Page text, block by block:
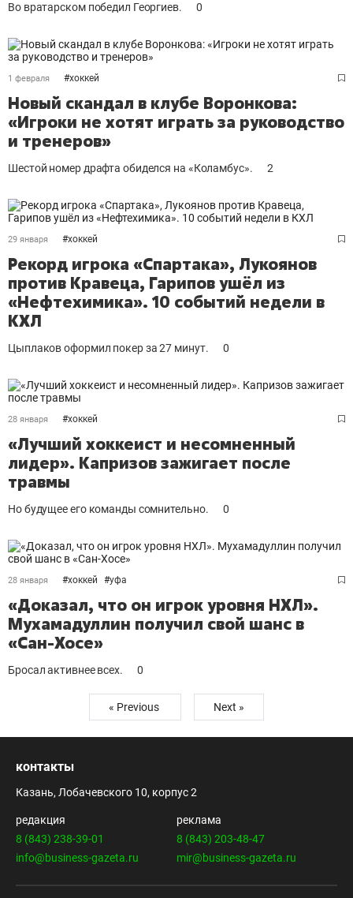
Во вратарском победил Георгиев. 0
1 февраля #хоккей
Новый скандал в клубе Воронкова:
«Игроки не хотят играть за руководство
и тренеров»
Шестой номер драфта обиделся на «Коламбус». 2
29 января #хоккей
Рекорд игрока «Спартака», Лукоянов
против Кравеца, Гарипов ушёл из
«Нефтехимика». 10 событий недели в
КХЛ
Цыплаков оформил покер за 27 минут. 0
28 января #хоккей
«Лучший хоккеист и несомненный
лидер». Капризов зажигает после
травмы
Но будущее его команды сомнительно. 0
28 января #хоккей #уфа
«Доказал, что он игрок уровня НХЛ».
Мухамадуллин получил свой шанс в
«Сан-Хосе»
Бросал активнее всех. 0
« Previous Next »
контакты
Казань, Лобачевского 10, корпус 2
редакция
8 (843) 238-39-01
info@business-gazeta.ru
реклама
8 (843) 203-48-47
mir@business-gazeta.ru